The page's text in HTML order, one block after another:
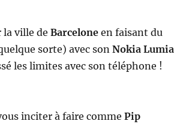
la ville de Barceloneen faisant du
sorte) avec sonNokia Lumia
les limites avec son téléphone !
inciter à faire comme Pip